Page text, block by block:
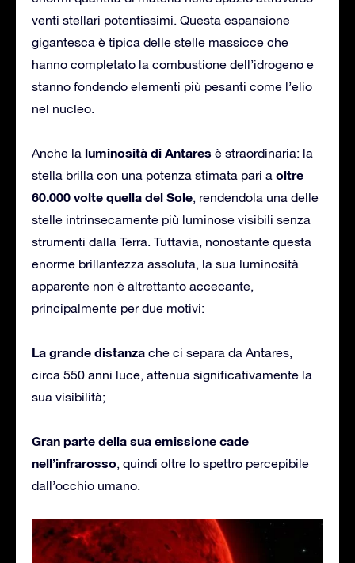
venti stellari potentissimi. Questa espansione
gigantesca è tipica delle stelle massicce che
hanno completato la combustione dell’idrogeno e
stanno fondendo elementi più pesanti come l’elio
nel nucleo.
Anche la luminosità di Antares è straordinaria: la
stella brilla con una potenza stimata pari a oltre
60.000 volte quella del Sole, rendendola una delle
stelle intrinsecamente più luminose visibili senza
strumenti dalla Terra. Tuttavia, nonostante questa
enorme brillantezza assoluta, la sua luminosità
apparente non è altrettanto accecante,
principalmente per due motivi:
La grande distanza che ci separa da Antares,
circa 550 anni luce, attenua significativamente la
sua visibilità;
Gran parte della sua emissione cade
nell’infrarosso, quindi oltre lo spettro percepibile
dall’occhio umano.